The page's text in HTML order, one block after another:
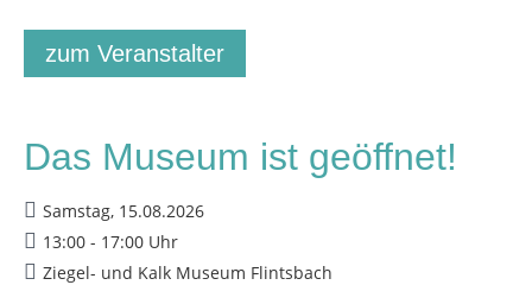
zum Veranstalter
Das Museum ist geöffnet!
Samstag, 15.08.2026
13:00 - 17:00 Uhr
Ziegel- und Kalk Museum Flintsbach